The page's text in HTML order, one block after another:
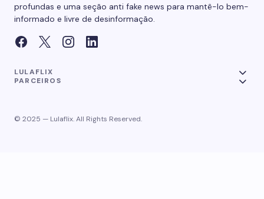
profundas e uma seção anti fake news para mantê-lo bem-
informado e livre de desinformação.
LULAFLIX
PARCEIROS
© 2025 — Lulaflix. All Rights Reserved.